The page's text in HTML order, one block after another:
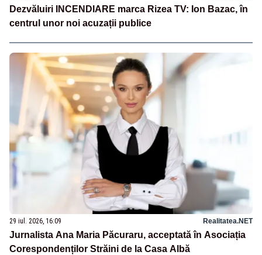
Dezvăluiri INCENDIARE marca Rizea TV: Ion Bazac, în
centrul unor noi acuzații publice
29 iul. 2026, 16:09 Realitatea.NET
Jurnalista Ana Maria Păcuraru, acceptată în Asociația
Corespondenților Străini de la Casa Albă